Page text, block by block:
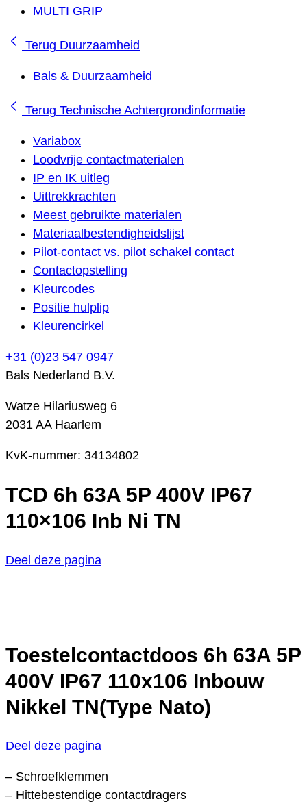
MULTI GRIP
Terug Duurzaamheid
Bals & Duurzaamheid
Terug Technische Achtergrondinformatie
Variabox
Loodvrije contactmaterialen
IP en IK uitleg
Uittrekkrachten
Meest gebruikte materialen
Materiaalbestendigheidslijst
Pilot-contact vs. pilot schakel contact
Contactopstelling
Kleurcodes
Positie hulplip
Kleurencirkel
+31 (0)23 547 0947
Bals Nederland B.V.
Watze Hilariusweg 6
2031 AA Haarlem
KvK-nummer: 34134802
TCD 6h 63A 5P 400V IP67
110×106 Inb Ni TN
Deel deze pagina
Toestelcontactdoos 6h 63A 5P
400V IP67 110x106 Inbouw
Nikkel TN(Type Nato)
Deel deze pagina
– Schroefklemmen
– Hittebestendige contactdragers